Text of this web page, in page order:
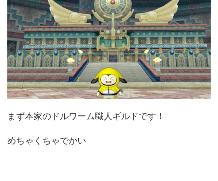
まず本家のドルワーム職人ギルドです！
めちゃくちゃでかい